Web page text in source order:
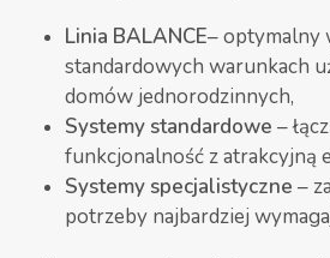
Linia BALANCE– optymalny
standardowych warunkach
domów jednorodzinnych,
Systemy standardowe –
funkcjonalność z atrakcyjną
Systemy specjalistyczne –
potrzeby najbardziej